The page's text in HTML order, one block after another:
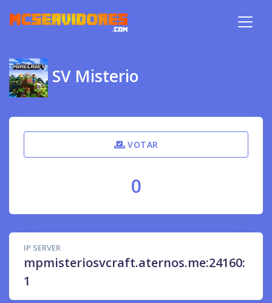
SV Misterio
IP SERVER
mpmisteriosvcraft.aternos.me:24160:
1
VOTAR
0